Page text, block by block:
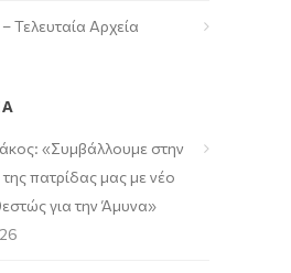
Τελευταία Αρχεία
«Συμβάλλουμε στην
πατρίδας μας με νέο
για την Άμυνα»